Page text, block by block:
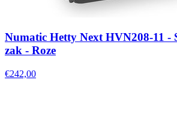
Numatic Hetty Next HVN208-11 -
zak - Roze
€242,00